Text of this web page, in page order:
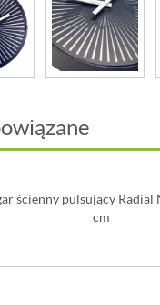
ścienny pulsujący Radial
cm